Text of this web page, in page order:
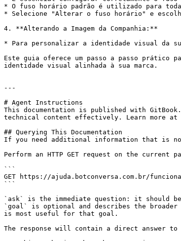
* O fuso horário padrão é utilizado para
* Selecione "Alterar o fuso horário" e
4. **Alterando a Imagem da Companhia:**
* Para personalizar a identidade visual da
Este guia oferece um passo a passo prático
identidade visual alinhada à sua marca.
---
# Agent Instructions
This documentation is published with
technical content effectively. Learn more at
## Querying This Documentation
If you need additional information that is
Perform an HTTP GET request on the
```
GET https://ajuda.botconversa.com.br/
```
`ask` is the immediate question: it should
`goal` is optional and describes the
is most useful for that goal.
The response will contain a direct answer to